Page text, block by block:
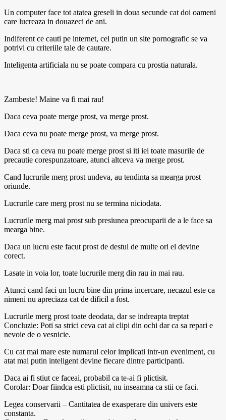
Un computer face tot atatea greseli in doua secunde cat doi oameni
care lucreaza in douazeci de ani.
Indiferent ce cauti pe internet, cel putin un site pornografic se va
potrivi cu criteriile tale de cautare.
Inteligenta artificiala nu se poate compara cu prostia naturala.
Zambeste! Maine va fi mai rau!
Daca ceva poate merge prost, va merge prost.
Daca ceva nu poate merge prost, va merge prost.
Daca sti ca ceva nu poate merge prost si iti iei toate masurile de
precautie corespunzatoare, atunci altceva va merge prost.
Cand lucrurile merg prost undeva, au tendinta sa mearga prost
oriunde.
Lucrurile care merg prost nu se termina niciodata.
Lucrurile merg mai prost sub presiunea preocuparii de a le face sa
mearga bine.
Daca un lucru este facut prost de destul de multe ori el devine
corect.
Lasate in voia lor, toate lucrurile merg din rau in mai rau.
Atunci cand faci un lucru bine din prima incercare, necazul este ca
nimeni nu apreciaza cat de dificil a fost.
Lucrurile merg prost toate deodata, dar se indreapta treptat
Concluzie: Poti sa strici ceva cat ai clipi din ochi dar ca sa repari e
nevoie de o vesnicie.
Cu cat mai mare este numarul celor implicati intr-un eveniment, cu
atat mai putin inteligent devine fiecare dintre participanti.
Daca ai fi stiut ce faceai, probabil ca te-ai fi plictisit.
Corolar: Doar fiindca esti plictisit, nu inseamna ca stii ce faci.
Legea conservarii – Cantitatea de exasperare din univers este
constanta.